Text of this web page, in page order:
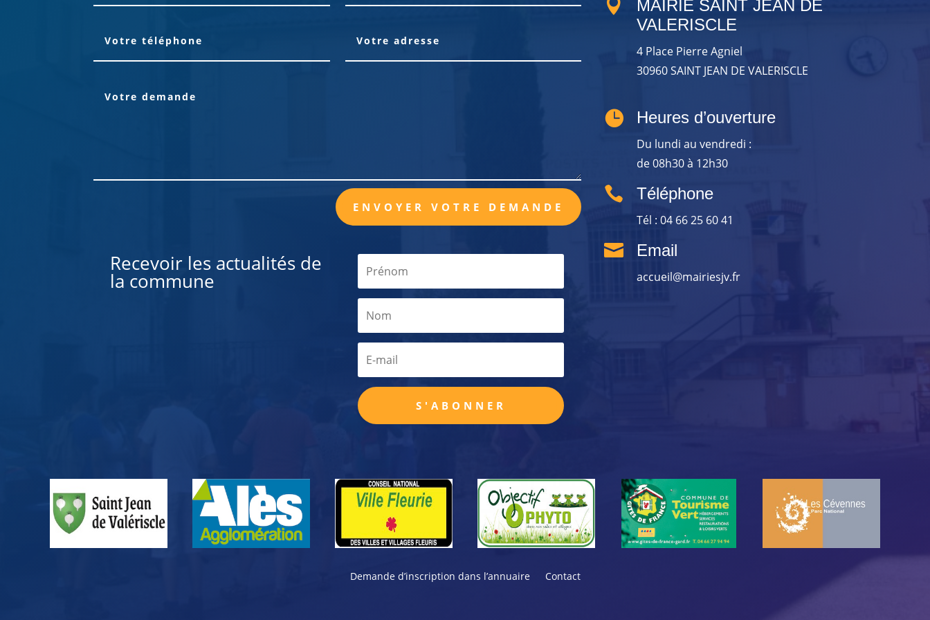
ENVOYER VOTRE DEMANDE
Recevoir les actualités de
la commune
S'ABONNER

MAIRIE SAINT JEAN DE
VALERISCLE
4 Place Pierre Agniel
30960 SAINT JEAN DE VALERISCLE
 Heures d’ouverture
Du lundi au vendredi :
de 08h30 à 12h30
 Téléphone
Tél : 04 66 25 60 41
 Email
accueil@mairiesjv.fr
Demande d’inscription dans l’annuaire Contact